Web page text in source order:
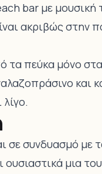
bar με μουσική
ακριβώς στην
τα πεύκα μόνο
και
σε συνδυασμό με
μια